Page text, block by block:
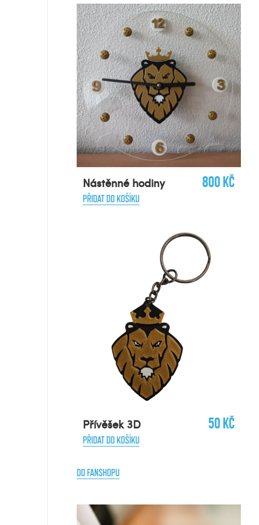
Nástěnné hodiny
PŘIDAT DO KOŠÍKU
800 Kč
Přívěšek 3D
PŘIDAT DO KOŠÍKU
50 Kč
DO FANSHOPU